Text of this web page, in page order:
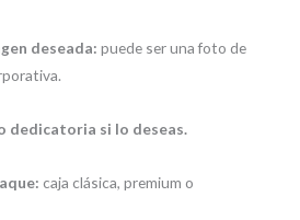
deseada: puede ser una foto de
dedicatoria si lo deseas.
caja clásica, premium o